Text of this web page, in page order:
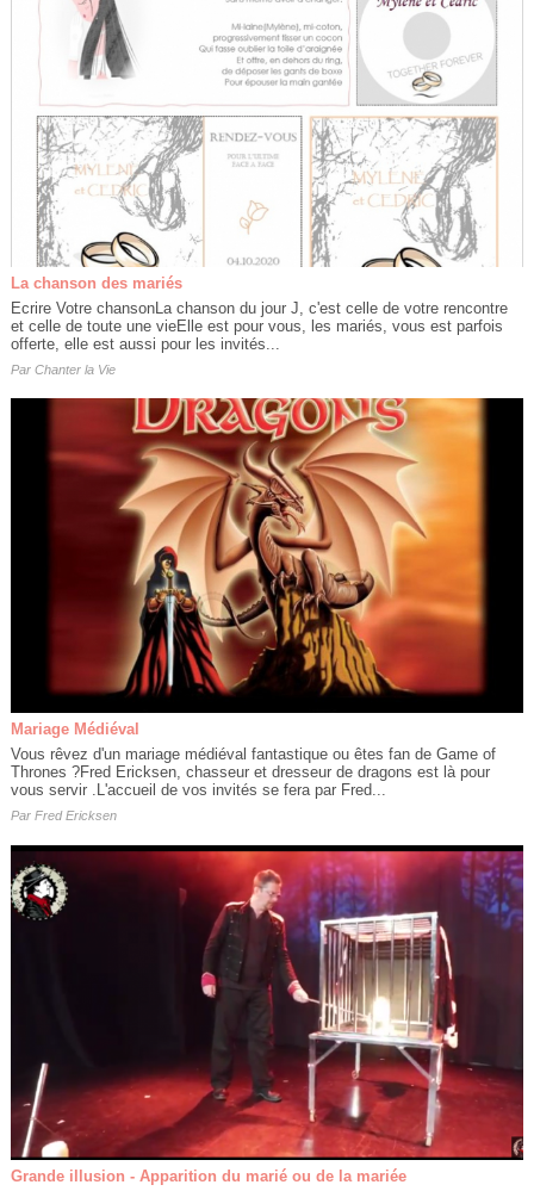
La chanson des mariés
Ecrire Votre chansonLa chanson du jour J, c'est celle de votre rencontre
et celle de toute une vieElle est pour vous, les mariés, vous est parfois
offerte, elle est aussi pour les invités...
Par Chanter la Vie
Mariage Médiéval
Vous rêvez d'un mariage médiéval fantastique ou êtes fan de Game of
Thrones ?Fred Ericksen, chasseur et dresseur de dragons est là pour
vous servir .L'accueil de vos invités se fera par Fred...
Par Fred Ericksen
Grande illusion - Apparition du marié ou de la mariée